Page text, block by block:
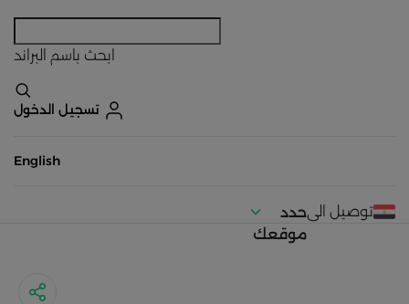
ابحث باسم البراند
تسجيل الدخول
English
توصيل الىحدد
موقعك